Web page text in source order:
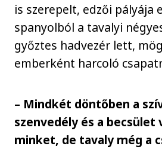
is szerepelt, edzői pályája
spanyolból a tavalyi
győztes hadvezér lett,
emberként harcoló
– Mindkét döntőben a
szenvedély és a
minket, de tavaly még a